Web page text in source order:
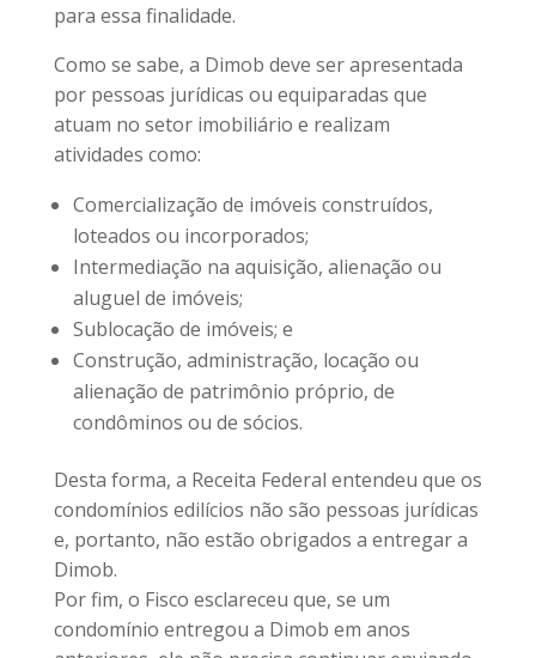
para essa finalidade.
Como se sabe, a Dimob deve ser apresentada
por pessoas jurídicas ou equiparadas que
atuam no setor imobiliário e realizam
atividades como:
Comercialização de imóveis construídos,
loteados ou incorporados;
Intermediação na aquisição, alienação ou
aluguel de imóveis;
Sublocação de imóveis; e
Construção, administração, locação ou
alienação de patrimônio próprio, de
condôminos ou de sócios.
Desta forma, a Receita Federal entendeu que os
condomínios edilícios não são pessoas jurídicas
e, portanto, não estão obrigados a entregar a
Dimob.
Por fim, o Fisco esclareceu que, se um
condomínio entregou a Dimob em anos